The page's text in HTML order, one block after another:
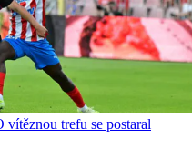
trefu se postaral